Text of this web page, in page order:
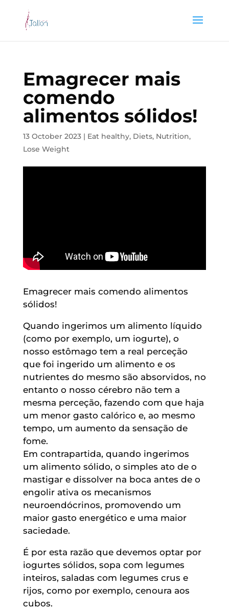
Emagrecer mais
comendo
alimentos sólidos!
13 October 2023| Eat healthy, Diets, Nutrition,
Lose Weight
Emagrecer mais comendo alimentos
sólidos!
Quando ingerimos um alimento líquido
(como por exemplo, um iogurte), o
nosso estômago tem a real perceção
que foi ingerido um alimento e os
nutrientes do mesmo são absorvidos, no
entanto o nosso cérebro não tem a
mesma perceção, fazendo com que haja
um menor gasto calórico e, ao mesmo
tempo, um aumento da sensação de
fome.
Em contrapartida, quando ingerimos
um alimento sólido, o simples ato de o
mastigar e dissolver na boca antes de o
engolir ativa os mecanismos
neuroendócrinos, promovendo um
maior gasto energético e uma maior
saciedade.
É por esta razão que devemos optar por
iogurtes sólidos, sopa com legumes
inteiros, saladas com legumes crus e
rijos, como por exemplo, cenoura aos
cubos.